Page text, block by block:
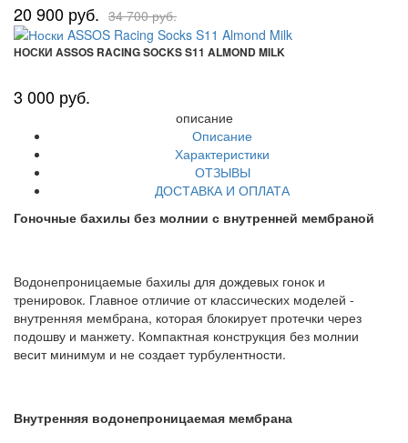
20 900 руб. 34 700 руб.
НОСКИ ASSOS RACING SOCKS S11 ALMOND MILK
3 000 руб.
описание
Описание
Характеристики
ОТЗЫВЫ
ДОСТАВКА И ОПЛАТА
Гоночные бахилы без молнии с внутренней мембраной
Водонепроницаемые бахилы для дождевых гонок и
тренировок. Главное отличие от классических моделей -
внутренняя мембрана, которая блокирует протечки через
подошву и манжету. Компактная конструкция без молнии
весит минимум и не создает турбулентности.
Внутренняя водонепроницаемая мембрана